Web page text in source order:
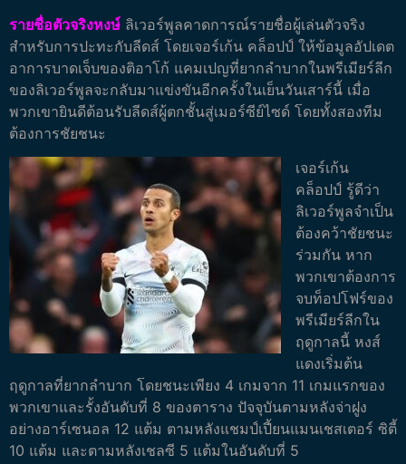
รายชื่อตัวจริงหงษ์ ลิเวอร์พูลคาดการณ์รายชื่อผู้เล่นตัวจริง
สำหรับการปะทะกับลีดส์ โดยเจอร์เก้น คล็อปป์ ให้ข้อมูลอัปเดต
อาการบาดเจ็บของติอาโก้ แคมเปญที่ยากลำบากในพรีเมียร์ลีก
ของลิเวอร์พูลจะกลับมาแข่งขันอีกครั้งในเย็นวันเสาร์นี้ เมื่อ
พวกเขายินดีต้อนรับลีดส์ผู้ตกชั้นสู่เมอร์ซีย์ไซด์ โดยทั้งสองทีม
ต้องการชัยชนะ
เจอร์เก้น
คล็อปป์ รู้ดีว่า
ลิเวอร์พูลจำเป็น
ต้องคว้าชัยชนะ
ร่วมกัน หาก
พวกเขาต้องการ
จบท็อปโฟร์ของ
พรีเมียร์ลีกใน
ฤดูกาลนี้ หงส์
แดงเริ่มต้น
ฤดูกาลที่ยากลำบาก โดยชนะเพียง 4 เกมจาก 11 เกมแรกของ
พวกเขาและรั้งอันดับที่ 8 ของตาราง ปัจจุบันตามหลังจ่าฝูง
อย่างอาร์เซนอล 12 แต้ม ตามหลังแชมป์เปี้ยนแมนเชสเตอร์ ซิตี้
10 แต้ม และตามหลังเชลซี 5 แต้มในอันดับที่ 5